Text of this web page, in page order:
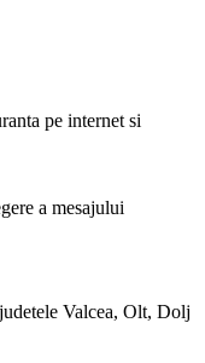
pe internet si
a mesajului
Valcea, Olt, Dolj